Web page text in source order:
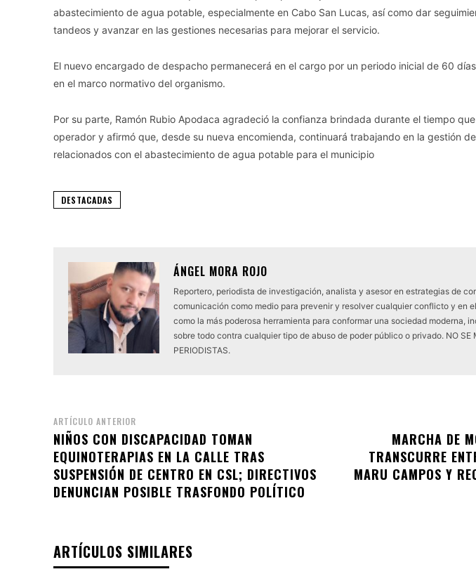
abastecimiento de agua potable, especialmente en Cabo San Lucas, así como dar
tandeos y avanzar en las gestiones necesarias para mejorar el servicio.
El nuevo encargado de despacho permanecerá en el cargo por un periodo inicial de 60
en el marco normativo del organismo.
Por su parte, Ramón Rubio Apodaca agradeció la confianza brindada durante el tiempo
operador y afirmó que, desde su nueva encomienda, continuará trabajando en la gestión
relacionados con el abastecimiento de agua potable para el municipio
DESTACADAS
ÁNGEL MORA ROJO
Reportero, periodista de investigación, analista y asesor en estrategias de
comunicación como medio para prevenir y resolver cualquier conflicto y en
como la más poderosa herramienta para conformar una sociedad moderna,
sobre todo contra cualquier tipo de abuso de poder público o privado. NO SE
PERIODISTAS.
ARTÍCULO ANTERIOR
NIÑOS CON DISCAPACIDAD TOMAN
EQUINOTERAPIAS EN LA CALLE TRAS
SUSPENSIÓN DE CENTRO EN CSL; DIRECTIVOS
DENUNCIAN POSIBLE TRASFONDO POLÍTICO
MARCHA DE
TRANSCURRE
MARU CAMPOS Y
ARTÍCULOS SIMILARES